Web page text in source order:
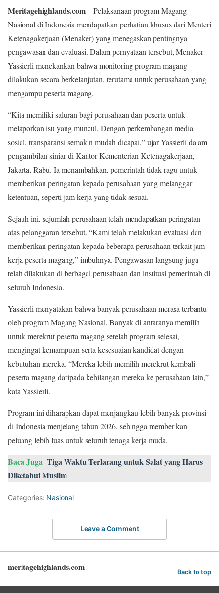
Meritagehighlands.com– Pelaksanaan program Magang
Nasional di Indonesia mendapatkan perhatian khusus dari Menteri
Ketenagakerjaan (Menaker) yang menegaskan pentingnya
pengawasan dan evaluasi. Dalam pernyataan tersebut, Menaker
Yassierli menekankan bahwa monitoring program magang
dilakukan secara berkelanjutan, terutama untuk perusahaan yang
mengampu peserta magang.
“Kita memiliki saluran bagi perusahaan dan peserta untuk
melaporkan isu yang muncul. Dengan perkembangan media
sosial, transparansi semakin mudah dicapai,” ujar Yassierli dalam
pengambilan siniar di Kantor Kementerian Ketenagakerjaan,
Jakarta, Rabu. Ia menambahkan, pemerintah tidak ragu untuk
memberikan peringatan kepada perusahaan yang melanggar
ketentuan, seperti jam kerja yang tidak sesuai.
Sejauh ini, sejumlah perusahaan telah mendapatkan peringatan
atas pelanggaran tersebut. “Kami telah melakukan evaluasi dan
memberikan peringatan kepada beberapa perusahaan terkait jam
kerja peserta magang,” imbuhnya. Pengawasan langsung juga
telah dilakukan di berbagai perusahaan dan institusi pemerintah di
seluruh Indonesia.
Yassierli menyatakan bahwa banyak perusahaan merasa terbantu
oleh program Magang Nasional. Banyak di antaranya memilih
untuk merekrut peserta magang setelah program selesai,
mengingat kemampuan serta kesesuaian kandidat dengan
kebutuhan mereka. “Mereka lebih memilih merekrut kembali
peserta magang daripada kehilangan mereka ke perusahaan lain,”
kata Yassierli.
Program ini diharapkan dapat menjangkau lebih banyak provinsi
di Indonesia menjelang tahun 2026, sehingga memberikan
peluang lebih luas untuk seluruh tenaga kerja muda.
Baca Juga Tiga Waktu Terlarang untuk Salat yang Harus
Diketahui Muslim
Categories: Nasional
Leave a Comment
meritagehighlands.com Back to top